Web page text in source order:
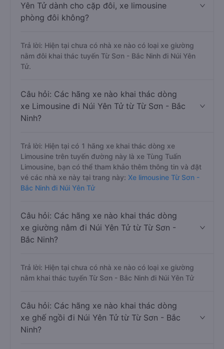
Yên Tử dành cho cặp đôi, xe limousine
phòng đôi không?
Trả lời: Hiện tại chưa có nhà xe nào có loại xe giường
nằm đôi khai thác tuyến Từ Sơn - Bắc Ninh đi Núi Yên
Tử.
Câu hỏi: Các hãng xe nào khai thác dòng
xe Limousine đi Núi Yên Tử từ Từ Sơn - Bắc
Ninh?
Trả lời: Hiện tại có 1 hãng xe khai thác dòng xe
Limousine trên tuyến đường này là xe Tùng Tuấn
Limousine, bạn có thể tham khảo thêm thông tin và đặt
vé các nhà xe này tại trang này: Xe limousine Từ Sơn -
Bắc Ninh đi Núi Yên Tử
Câu hỏi: Các hãng xe nào khai thác dòng
xe giường nằm đi Núi Yên Tử từ Từ Sơn -
Bắc Ninh?
Trả lời: Hiện tại chưa có nhà xe nào có loại xe giường
nằm khai thác tuyến Từ Sơn - Bắc Ninh đi Núi Yên Tử
Câu hỏi: Các hãng xe nào khai thác dòng
xe ghế ngồi đi Núi Yên Tử từ Từ Sơn - Bắc
Ninh?